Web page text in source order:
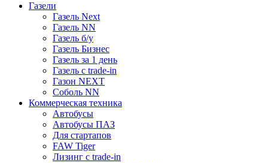
Газели
Газель Next
Газель NN
Газель б/у
Газель Бизнес
Газель за 1 день
Газель с trade-in
Газон NEXT
Соболь NN
Коммерческая техника
Автобусы
Автобусы ПАЗ
Для стартапов
FAW Tiger
Лизинг с trade-in